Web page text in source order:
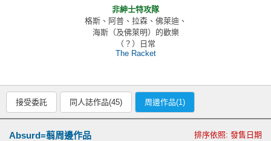
非紳士特攻隊
格斯、阿普、拉森、佛萊迪、
海斯（及佛萊明）的歡樂
（？）日常
The Racket
接受委託 同人誌作品(45) 周邊作品(1)
Absurd=翦周邊作品 排序依照: 發售日期